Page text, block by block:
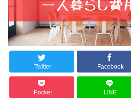
Twitter Facebook
Pocket LINE